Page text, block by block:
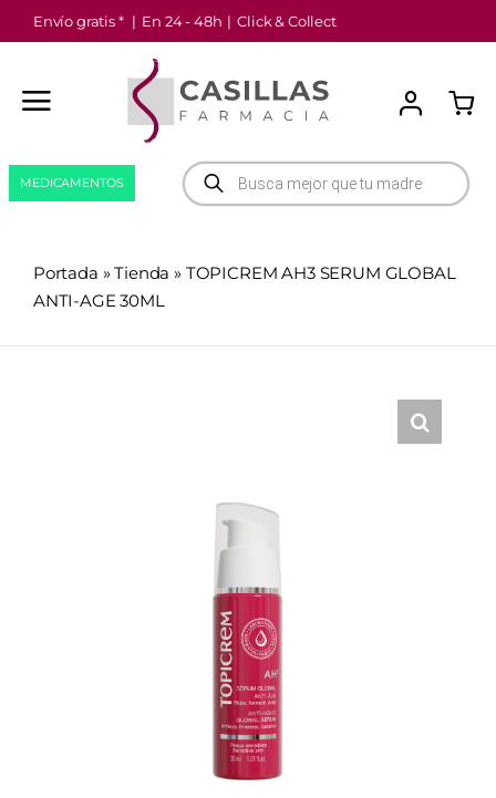
Saltar
al
Envío gratis * | En 24 - 48h | Click & Collect
Búsqueda
de
productos
MEDICAMENTOS
Portada »Tienda » TOPICREM AH3 SERUM GLOBAL
ANTI-AGE 30ML